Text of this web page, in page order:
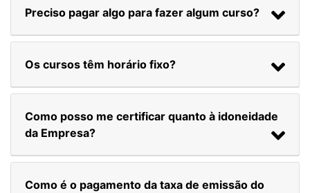
Preciso pagar algo para fazer algum curso?
Os cursos têm horário fixo?
Como posso me certificar quanto à idoneidade
da Empresa?
Como é o pagamento da taxa de emissão do